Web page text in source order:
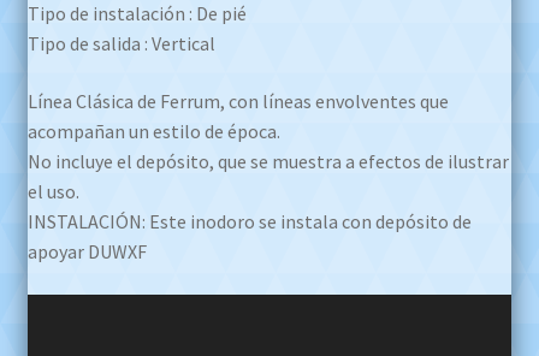
Tipo de instalación : De pié
Tipo de salida : Vertical
Línea Clásica de Ferrum, con líneas envolventes que
acompañan un estilo de época.
No incluye el depósito, que se muestra a efectos de ilustrar
el uso.
INSTALACIÓN: Este inodoro se instala con depósito de
apoyar DUWXF